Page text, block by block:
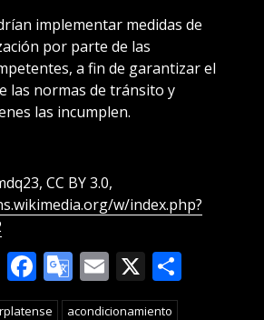
implementar medidas de
por parte de las
a fin de garantizar el
las normas de tránsito y
las incumplen.
CC BY 3.0,
w/index.php?
Threads
Facebook
Google
Translate
Email
X
acondicionamiento